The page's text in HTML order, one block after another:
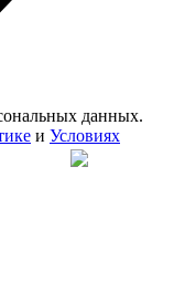
данных.
и Условиях